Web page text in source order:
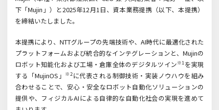
下「Mujin 」）と2025年12月1日、資本業務提携（以下、本提携）
を締結いたしました。
本提携により、NTTグループの先端技術や、AI時代に最適化された
プラットフォームおよび統合的なインテグレーションと、 Mujinの
ロボット知能化および工場・倉庫全体のデジタルツイン※1を実現
する「MujinOS 」 ※2に代表される制御技術・実装ノウハウを組み
合わせることで、安心・安全なロボット自動化ソリューションの
提供や、フィジカルAI による自律的な自動化社会の実現を進めて